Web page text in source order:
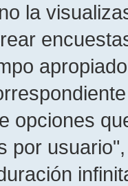
la
opciones
por